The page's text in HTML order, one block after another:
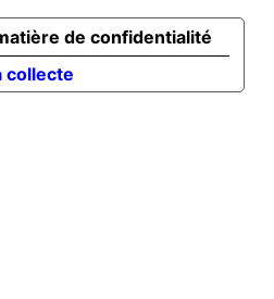
collecte
de confidentialité